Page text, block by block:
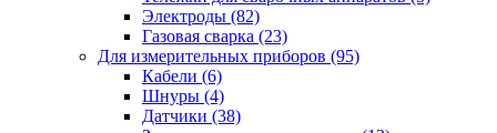
Электроды (82)
Газовая сварка (23)
Для измерительных приборов (95)
Кабели (6)
Шнуры (4)
Датчики (38)